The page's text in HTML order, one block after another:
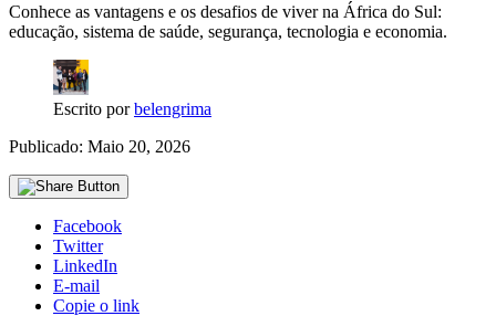
Conhece as vantagens e os desafios de viver na África do Sul:
educação, sistema de saúde, segurança, tecnologia e economia.
Escrito porbelengrima
Publicado: Maio 20, 2026
Facebook
Twitter
LinkedIn
E-mail
Copie o link